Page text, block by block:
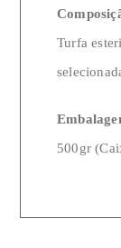
Turfa
500gr